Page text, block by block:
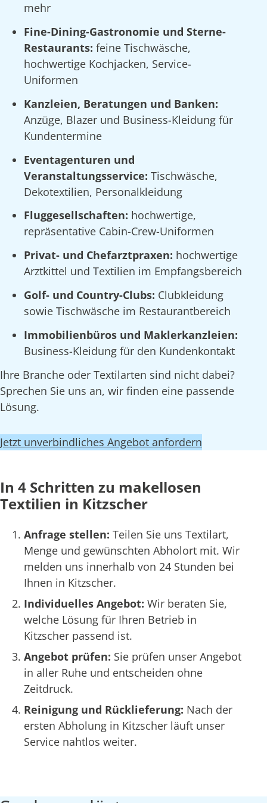
mehr
Fine-Dining-Gastronomie und Sterne-
Restaurants: feine Tischwäsche,
hochwertige Kochjacken, Service-
Uniformen
Kanzleien, Beratungen und Banken:
Anzüge, Blazer und Business-Kleidung für
Kundentermine
Eventagenturen und
Veranstaltungsservice: Tischwäsche,
Dekotextilien, Personalkleidung
Fluggesellschaften: hochwertige,
repräsentative Cabin-Crew-Uniformen
Privat- und Chefarztpraxen: hochwertige
Arztkittel und Textilien im Empfangsbereich
Golf- und Country-Clubs: Clubkleidung
sowie Tischwäsche im Restaurantbereich
Immobilienbüros und Maklerkanzleien:
Business-Kleidung für den Kundenkontakt
Ihre Branche oder Textilarten sind nicht dabei?
Sprechen Sie uns an, wir finden eine passende
Lösung.
Jetzt unverbindliches Angebot anfordern
In 4 Schritten zu makellosen
Textilien in Kitzscher
Anfrage stellen: Teilen Sie uns Textilart,
Menge und gewünschten Abholort mit. Wir
melden uns innerhalb von 24 Stunden bei
Ihnen in Kitzscher.
Individuelles Angebot: Wir beraten Sie,
welche Lösung für Ihren Betrieb in
Kitzscher passend ist.
Angebot prüfen: Sie prüfen unser Angebot
in aller Ruhe und entscheiden ohne
Zeitdruck.
Reinigung und Rücklieferung: Nach der
ersten Abholung in Kitzscher läuft unser
Service nahtlos weiter.